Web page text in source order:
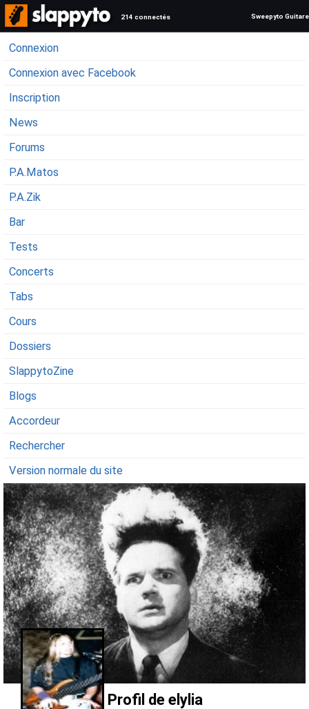
214 connectés Sweepyto Guitare
Connexion
Connexion avec Facebook
Inscription
News
Forums
P.A.Matos
P.A.Zik
Bar
Tests
Concerts
Tabs
Cours
Dossiers
SlappytoZine
Blogs
Accordeur
Rechercher
Version normale du site
Profil de elylia